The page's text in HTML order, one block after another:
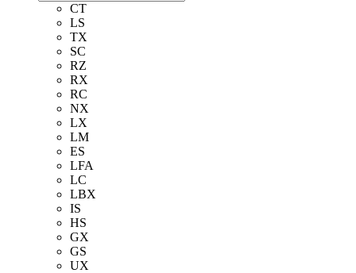
CT
LS
TX
SC
RZ
RX
RC
NX
LX
LM
ES
LFA
LC
LBX
IS
HS
GX
GS
UX